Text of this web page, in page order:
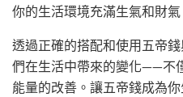
你的生活環境充滿生氣和財氣
透過正確的搭配和使用五帝
們在生活中帶來的變化——不
能量的改善。讓五帝錢成為